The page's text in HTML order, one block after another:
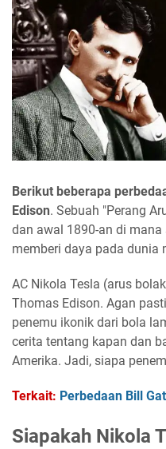
Berikut beberapa
Edison. Sebuah "Perang
dan awal 1890-an di
memberi daya pada dunia
AC Nikola Tesla (arus
Thomas Edison. Agan
penemu ikonik dari bola
cerita tentang kapan dan
Amerika. Jadi, siapa
Terkait: Perbedaan Bill
Siapakah Nikola